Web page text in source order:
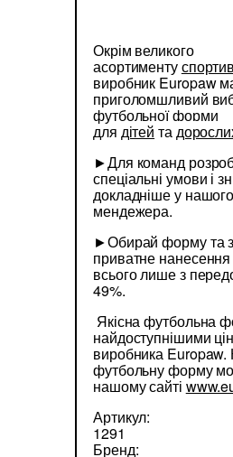
Окрім великого
асортименту
виробник Europaw
приголомшливий
футбольної форми
для дітей та
►Для команд
спеціальні умови і
докладніше у нашого
мендежера.
►Обирай форму та
приватне
всього лише з
49%.
Якісна футбольна
найдоступнішими
виробника Europaw.
футбольну форму
нашому сайті
Артикул:
1291
Бренд: